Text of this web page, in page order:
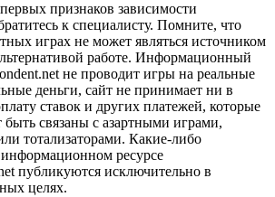
признаков зависимости
к специалисту. Помните, что
играх не может являться источником
работе. Информационный
не проводит игры на реальные
деньги, сайт не принимает ни в
ставок и других платежей, которые
быть связаны с азартными играми,
тотализаторами. Какие-либо
ресурсе
публикуются исключительно в
целях.